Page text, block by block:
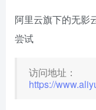
阿里云旗下的无影
尝试
访问地址：
https://